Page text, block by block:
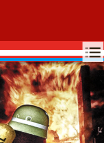
MENU